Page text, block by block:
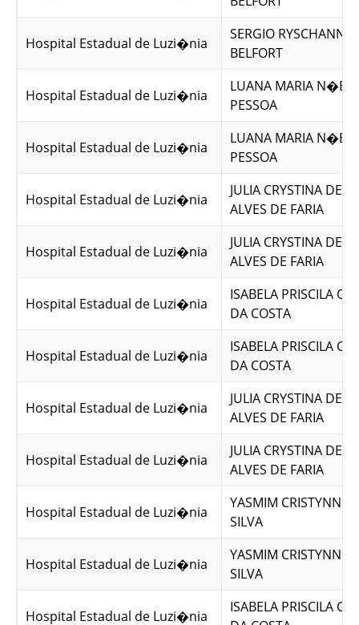
Hospital Estadual de Luzi�nia
SERGIO RYSCHANNK
BELFORT
Hospital Estadual de Luzi�nia
LUANA MARIA
PESSOA
Hospital Estadual de Luzi�nia
LUANA MARIA
PESSOA
Hospital Estadual de Luzi�nia
JULIA CRYSTINA DE
ALVES DE FARIA
Hospital Estadual de Luzi�nia
JULIA CRYSTINA DE
ALVES DE FARIA
Hospital Estadual de Luzi�nia
ISABELA PRISCILA
DA COSTA
Hospital Estadual de Luzi�nia
ISABELA PRISCILA
DA COSTA
Hospital Estadual de Luzi�nia
JULIA CRYSTINA DE
ALVES DE FARIA
Hospital Estadual de Luzi�nia
JULIA CRYSTINA DE
ALVES DE FARIA
Hospital Estadual de Luzi�nia
YASMIM CRISTYNNE
SILVA
Hospital Estadual de Luzi�nia
YASMIM CRISTYNNE
SILVA
Hospital Estadual de Luzi�nia
ISABELA PRISCILA